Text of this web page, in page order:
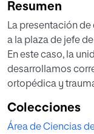
Resumen
La presentación
a la plaza de jefe
En este caso, la
desarrollamos
ortopédica y
Javier, Murcia). Es
hospital de nivel
Colecciones
Área de Ciencias